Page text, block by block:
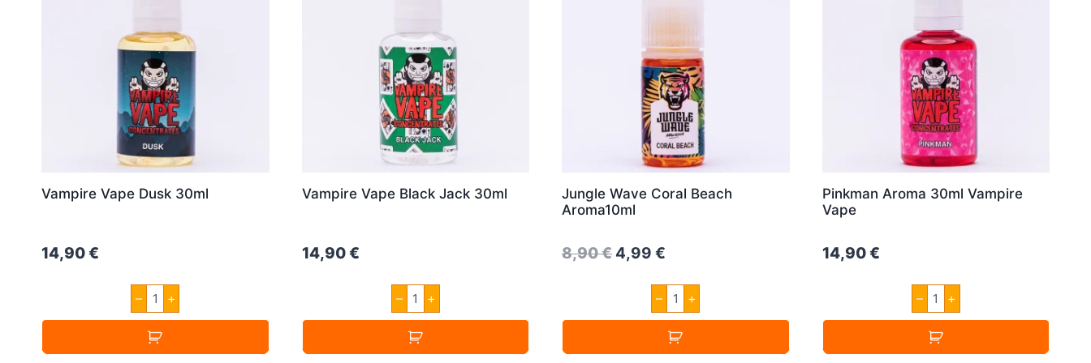
Vampire Vape Dusk 30ml
14,90€
–
Vampire
Vape
Dusk
30ml
Menge
+
Vampire Vape Black Jack 30ml
14,90€
–
Vampire
Vape
Black
Jack
30ml
Menge
+
Jungle Wave Coral Beach
Aroma10ml
8,90€ Original
8,90 €.
4,99 €
is:
4,99 €.
–
Jungle
Wave
Coral
Beach
Aroma10ml
Menge
+
Pinkman Aroma 30ml Vampire
Vape
14,90€
–
Pinkman
Aroma
30ml
Vampire
Vape
Menge
+